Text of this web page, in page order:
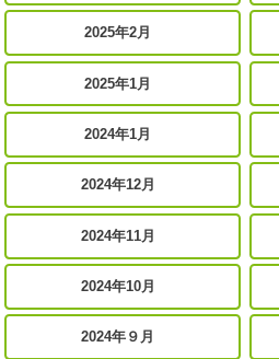
2025年2月
2025年1月
2024年1月
2024年12月
2024年11月
2024年10月
2024年９月